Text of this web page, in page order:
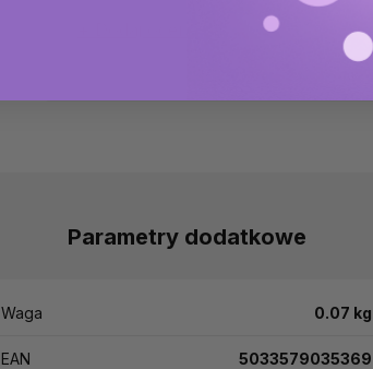
Parametry dodatkowe
Waga 0.07 kg
EAN 5033579035369